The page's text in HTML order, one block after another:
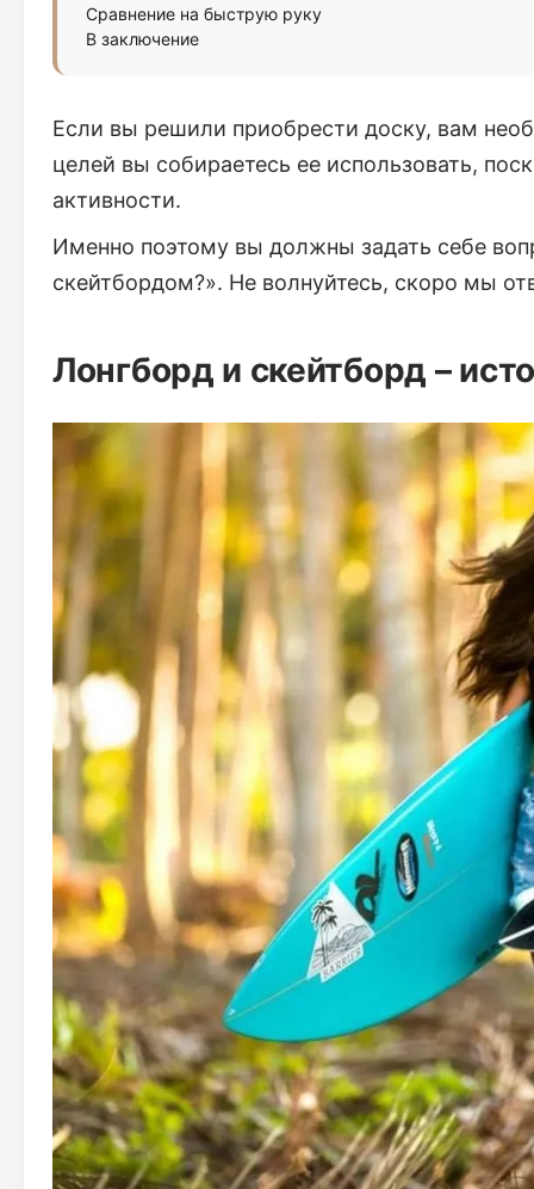
Сравнение на быструю руку
В заключение
Если вы решили приобрести доску, вам
целей вы собираетесь ее использовать,
активности.
Именно поэтому вы должны задать себе
скейтбордом?». Не волнуйтесь, скоро мы
Лонгборд и скейтборд –